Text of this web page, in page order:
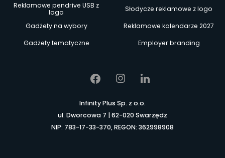
Reklamowe pendrive USB z
logo
Słodycze reklamowe z logo
Gadżety na wybory
Reklamowe kalendarze 2027
Gadżety tematyczne
Employer branding
Infinity Plus Sp. z o.o.
ul. Dworcowa 7 | 62-020 Swarzędz
NIP: 783-17-33-370, REGON: 362998908